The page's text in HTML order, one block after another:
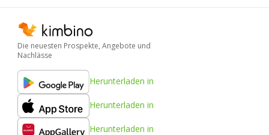
Die neuesten Prospekte, Angebote und
Nachlässe
Herunterladen in
Herunterladen in
Herunterladen in